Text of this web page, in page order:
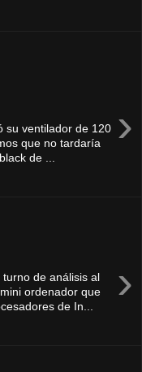
›
su ventilador de 120
que no tardaría
de ...
›
de análisis al
ordenador que
de In...